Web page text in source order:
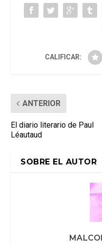
CALIFICAR:
ANTERIOR
El diario literario de Paul
Léautaud
SOBRE EL AUTOR